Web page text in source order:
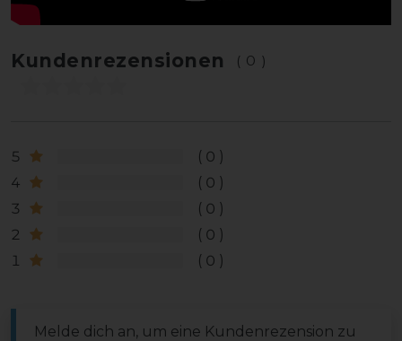
Kundenrezensionen (0)
5
0
4
0
3
0
2
0
1
0
Melde dich an, um eine Kundenrezension zu